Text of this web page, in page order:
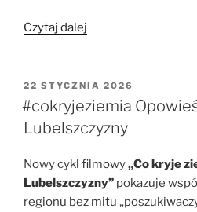
Czytaj dalej
dokumentacja
archeologiczna,
nie
zniknęła”
OPUBLIKOWANE
W
22 STYCZNIA 2026
#cokryjeziemia
Lubelszczyzny
Nowy cykl filmowy„Co kryje
Lubelszczyzny” pokazuje
regionu bez mitu